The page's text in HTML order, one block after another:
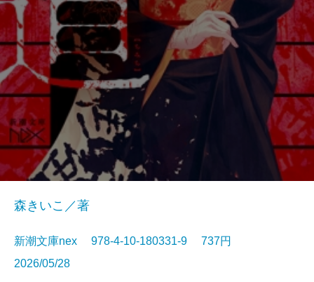
森きいこ／著
新潮文庫nex 978-4-10-180331-9 737円
2026/05/28